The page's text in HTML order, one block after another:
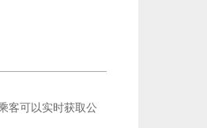
客可以实时获取公